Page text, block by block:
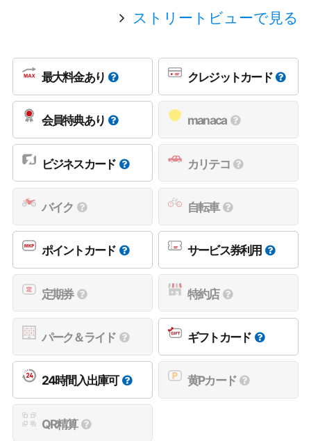
ストリートビューで見る
最大料金あり クレジットカード
会員特典あり manaca
ビジネスカード カリテコ
バイク 自転車
ポイントカード サービス券利用
定期券 特約店
パーク＆ライド ギフトカード
24時間入出庫可 黄Pカード
QR精算